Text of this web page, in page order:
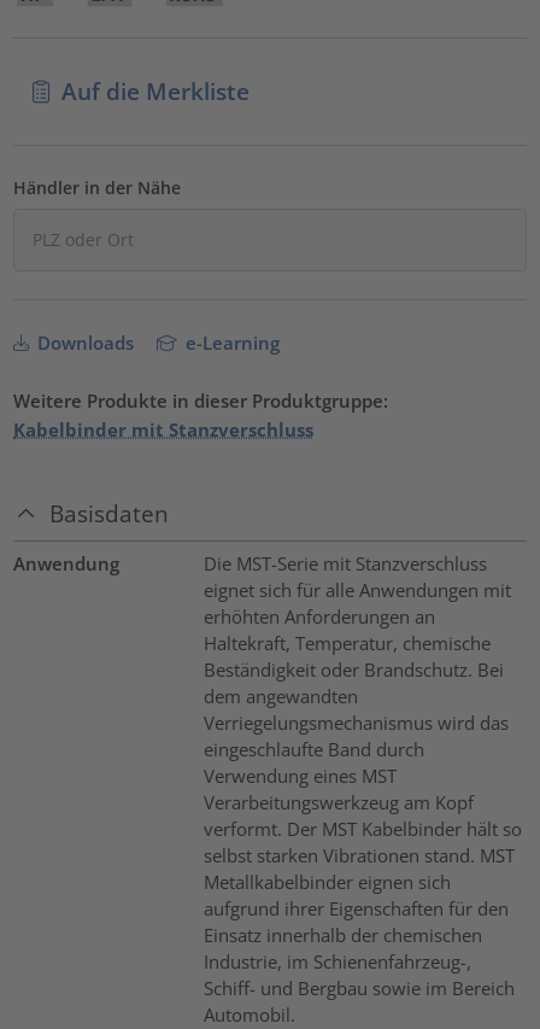
Auf die Merkliste
Händler in der Nähe
Downloads e-Learning
Weitere Produkte in dieser Produktgruppe:
Kabelbinder mit Stanzverschluss
Basisdaten
Anwendung
Die MST-Serie mit Stanzverschluss
eignet sich für alle Anwendungen mit
erhöhten Anforderungen an
Haltekraft, Temperatur, chemische
Beständigkeit oder Brandschutz. Bei
dem angewandten
Verriegelungsmechanismus wird das
eingeschlaufte Band durch
Verwendung eines MST
Verarbeitungswerkzeug am Kopf
verformt. Der MST Kabelbinder hält so
selbst starken Vibrationen stand. MST
Metallkabelbinder eignen sich
aufgrund ihrer Eigenschaften für den
Einsatz innerhalb der chemischen
Industrie, im Schienenfahrzeug-,
Schiff- und Bergbau sowie im Bereich
Automobil.